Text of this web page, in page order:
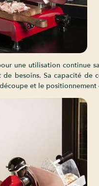
une utilisation continue
besoins. Sa capacité
et le